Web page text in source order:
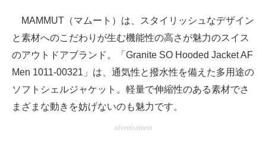
MAMMUT（マムート）は、スタイリッシュなデザイン
と素材へのこだわりが生む機能性の高さが魅力のスイス
のアウトドアブランド。「Granite SO Hooded Jacket AF
Men 1011-00321」は、通気性と撥水性を備えた多用途の
ソフトシェルジャケット。軽量で伸縮性のある素材でさ
まざまな動きを妨げないのも魅力です。
advertisement